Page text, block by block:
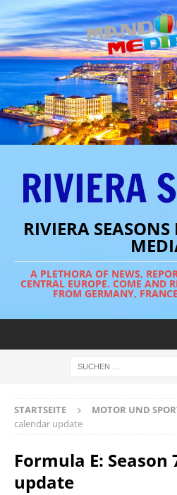
RIVIERA
A PLETHORA OF NEWS,
CENTRAL EUROPE. COME AND
FROM GERMANY,
STARTSEITE MOTOR UND
calendar update
Formula E: Season
update